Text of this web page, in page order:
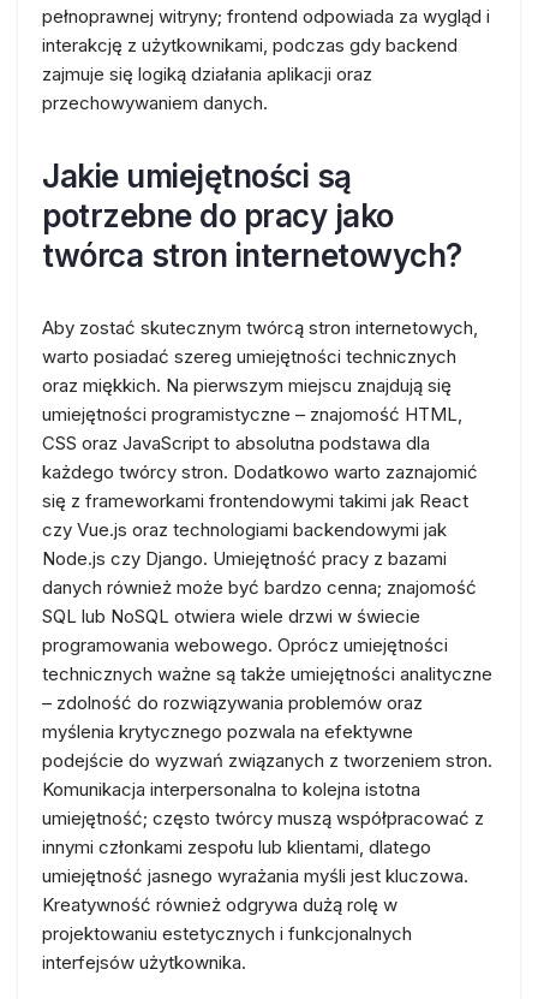
pełnoprawnej witryny; frontend odpowiada za wygląd i
interakcję z użytkownikami, podczas gdy backend
zajmuje się logiką działania aplikacji oraz
przechowywaniem danych.
Jakie umiejętności są
potrzebne do pracy jako
twórca stron internetowych?
Aby zostać skutecznym twórcą stron internetowych,
warto posiadać szereg umiejętności technicznych
oraz miękkich. Na pierwszym miejscu znajdują się
umiejętności programistyczne – znajomość HTML,
CSS oraz JavaScript to absolutna podstawa dla
każdego twórcy stron. Dodatkowo warto zaznajomić
się z frameworkami frontendowymi takimi jak React
czy Vue.js oraz technologiami backendowymi jak
Node.js czy Django. Umiejętność pracy z bazami
danych również może być bardzo cenna; znajomość
SQL lub NoSQL otwiera wiele drzwi w świecie
programowania webowego. Oprócz umiejętności
technicznych ważne są także umiejętności analityczne
– zdolność do rozwiązywania problemów oraz
myślenia krytycznego pozwala na efektywne
podejście do wyzwań związanych z tworzeniem stron.
Komunikacja interpersonalna to kolejna istotna
umiejętność; często twórcy muszą współpracować z
innymi członkami zespołu lub klientami, dlatego
umiejętność jasnego wyrażania myśli jest kluczowa.
Kreatywność również odgrywa dużą rolę w
projektowaniu estetycznych i funkcjonalnych
interfejsów użytkownika.